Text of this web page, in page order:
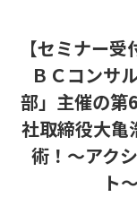
【セミナー
ＢＣコンサ
部」主催の第
社取締役大亀
術！〜アク
ト